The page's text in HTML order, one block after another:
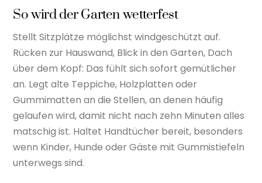
So wird der Garten wetterfest
Stellt Sitzplätze möglichst windgeschützt auf.
Rücken zur Hauswand, Blick in den Garten, Dach
über dem Kopf: Das fühlt sich sofort gemütlicher
an. Legt alte Teppiche, Holzplatten oder
Gummimatten an die Stellen, an denen häufig
gelaufen wird, damit nicht nach zehn Minuten alles
matschig ist. Haltet Handtücher bereit, besonders
wenn Kinder, Hunde oder Gäste mit Gummistiefeln
unterwegs sind.